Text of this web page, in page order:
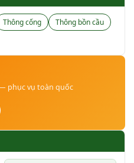
Thông cống
Thông bồn cầu
phục vụ toàn quốc